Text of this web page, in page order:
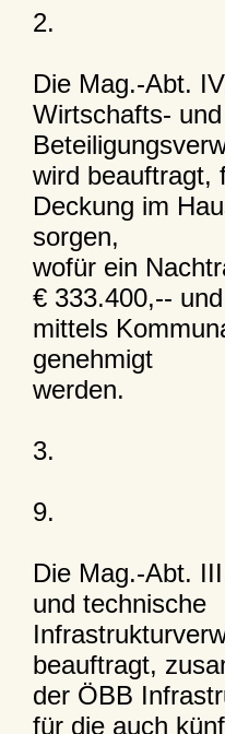
2.
Die Mag.-Abt.
Wirtschafts- und
wird beauftragt,
Deckung im
sorgen,
wofür ein
€ 333.400,--
mittels
genehmigt
werden.
3.
9.
Die Mag.-Abt.
und technische
beauftragt,
der ÖBB
für die auch